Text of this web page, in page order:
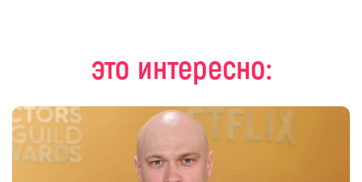
это интересно: